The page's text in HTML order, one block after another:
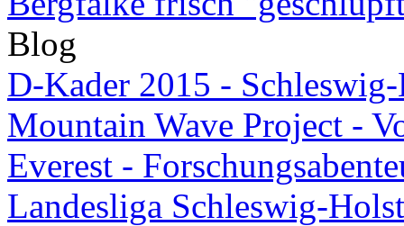
Blog
D-Kader 2015 -
Mountain Wave Project -
Everest -
Landesliga Schleswig-